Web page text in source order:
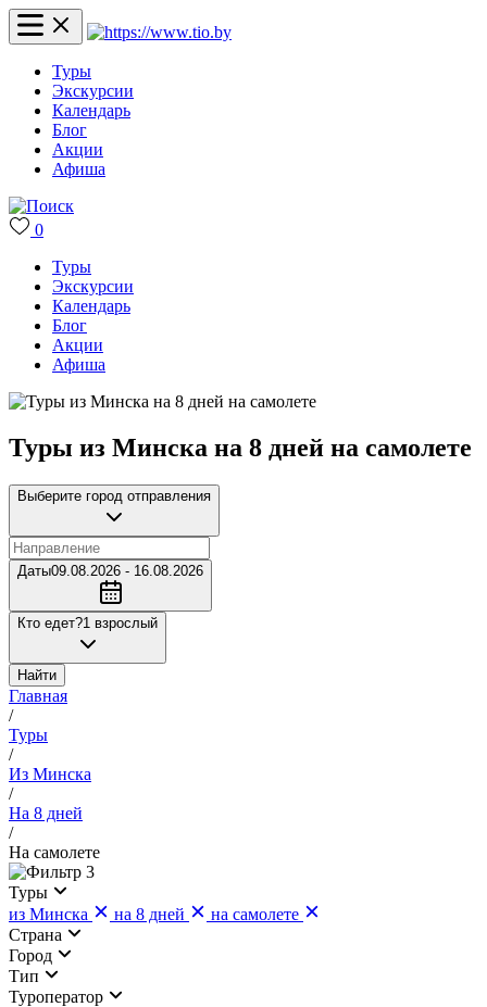
Туры
Экскурсии
Календарь
Блог
Акции
Афиша
0
Туры
Экскурсии
Календарь
Блог
Акции
Афиша
Туры из Минска на 8 дней на самолете
Выберите город отправления
Даты09.08.2026 - 16.08.2026
Кто едет?1 взрослый
Найти
Главная
/
Туры
/
Из Минска
/
На 8 дней
/
На самолете
3
Туры
из Минска
на 8 дней
на самолете
Страна
Город
Тип
Туроператор